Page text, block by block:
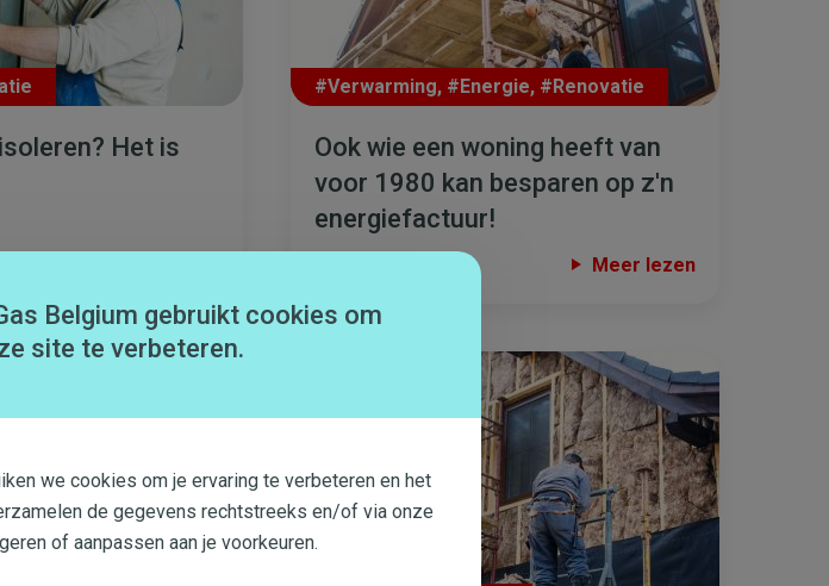
Het is
#Verwarming, #Energie, #Renovatie
Ook wie een woning heeft van
voor 1980 kan besparen op z'n
energiefactuur!
Meer lezen
Belgium gebruikt cookies om
site te verbeteren.
we cookies om je ervaring te verbeteren en het
de gegevens rechtstreeks en/of via onze
of aanpassen aan je voorkeuren.